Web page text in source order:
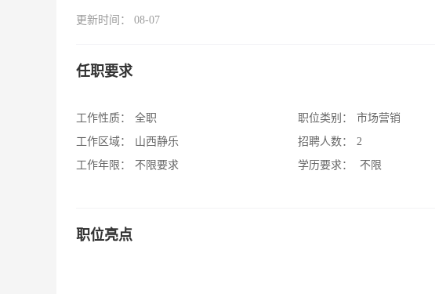
更新时间： 08-07
任职要求
工作性质：
全职
工作区域：
山西静乐
工作年限：
不限要求
职位类别：
市场营销
招聘人数：
2
学历要求：
不限
职位亮点